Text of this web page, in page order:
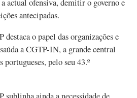
antecipadas.
o papel das organizações e
a CGTP-IN, a grande central
pelo seu 43.º